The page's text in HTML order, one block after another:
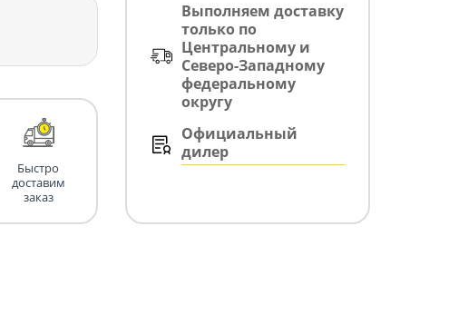
Быстро
доставим
заказ
Выполняем доставку
только по
Центральному и
Северо-Западному
федеральному
округу
Официальный
дилер